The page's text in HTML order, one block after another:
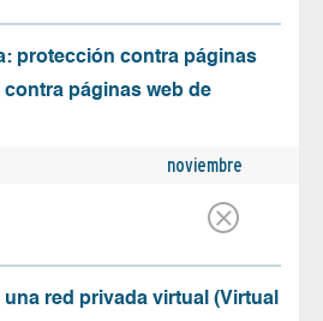
protección contra páginas
páginas web de
noviembre
red privada virtual (Virtual